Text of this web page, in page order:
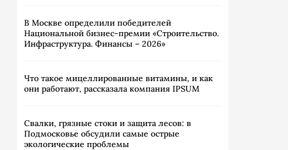
В Москве определили победителей
Национальной бизнес-премии «Строительство.
Инфраструктура. Финансы – 2026»
Что такое мицеллированные витамины, и как
они работают, рассказала компания IPSUM
Свалки, грязные стоки и защита лесов: в
Подмосковье обсудили самые острые
экологические проблемы